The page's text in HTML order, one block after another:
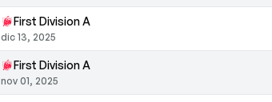
First Division A
dic 13, 2025
First Division A
nov 01, 2025